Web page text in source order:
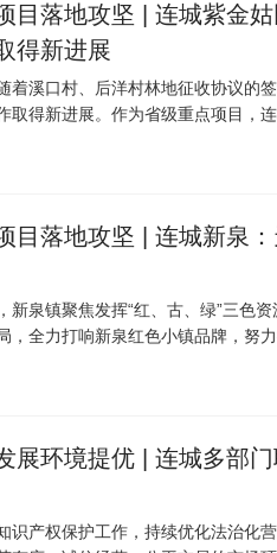
目落地攻坚 | 连城紫金
得新进展
着溪口村、后洋村林地征收协议的
取得新进展。作为省级重点项目，
目落地攻坚 | 连城新泉
新泉镇聚焦发挥“红、古、绿”三色
，全力打响新泉红色小镇品牌，努力
展环境提优 | 连城多部
识产权保护工作，持续优化法治化